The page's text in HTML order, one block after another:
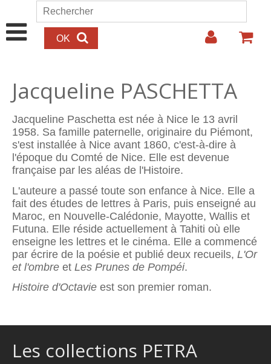
Aller au contenu principal
Formulaire de recherche
Rechercher
Jacqueline PASCHETTA
Jacqueline Paschetta est née à Nice le 13 avril
1958. Sa famille paternelle, originaire du Piémont,
s'est installée à Nice avant 1860, c'est-à-dire à
l'époque du Comté de Nice. Elle est devenue
française par les aléas de l'Histoire.
L'auteure a passé toute son enfance à Nice. Elle a
fait des études de lettres à Paris, puis enseigné au
Maroc, en Nouvelle-Calédonie, Mayotte, Wallis et
Futuna. Elle réside actuellement à Tahiti où elle
enseigne les lettres et le cinéma. Elle a commencé
par écrire de la poésie et publié deux recueils, L'Or
et l'ombre et Les Prunes de Pompéi.
Histoire d'Octavie est son premier roman.
Les collections PETRA